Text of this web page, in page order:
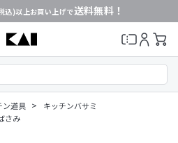
込)以上お買い上げで送料無料！
ン道具 > キッチンバサミ
さみ